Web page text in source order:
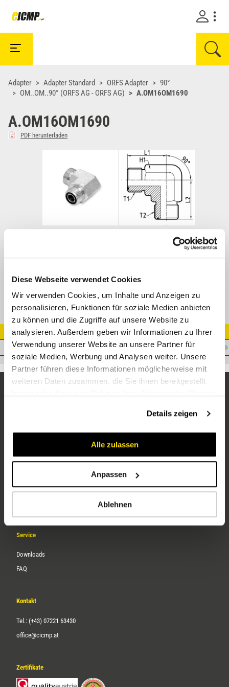
Diese Webseite verwendet Cookies
Wir verwenden Cookies, um Inhalte und Anzeigen zu
personalisieren, Funktionen für soziale Medien anbieten
zu können und die Zugriffe auf unsere Website zu
analysieren. Außerdem geben wir Informationen zu Ihrer
Verwendung unserer Website an unsere Partner für
soziale Medien, Werbung und Analysen weiter. Unsere
Partner führen diese Informationen möglicherweise mit
weiteren Daten zusammen, die Sie ihnen bereitgestellt
Details zeigen
Alle zulassen
Anpassen
Ablehnen
Adapter Adapter Standard ORFS Adapter
90°
OM..OM..90° (ORFS AG - ORFS AG)
A.OM16OM1690
A.OM16OM1690
PDF herunterladen
Artikel Nr.
A.OM16OM1690
Über uns
Service
Downloads
FAQ
Kontakt
Tel.: (+43) 07221 63430
office@cicmp.at
Zertifikate